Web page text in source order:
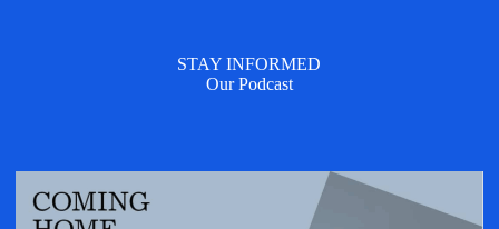
STAY INFORMED
Our Podcast